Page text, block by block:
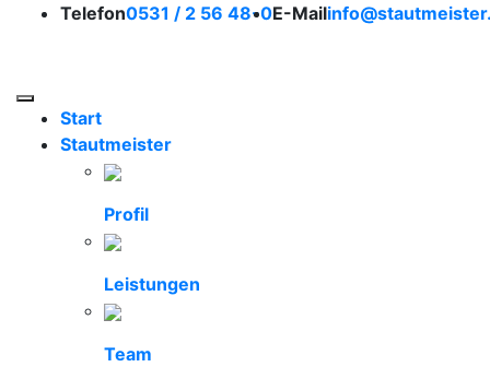
So erreichen Sie uns
Telefon0531 / 2 56 48-0E-Mail
Stautmeister
Toggle navigation
Start
Stautmeister
Profil
Leistungen
Team